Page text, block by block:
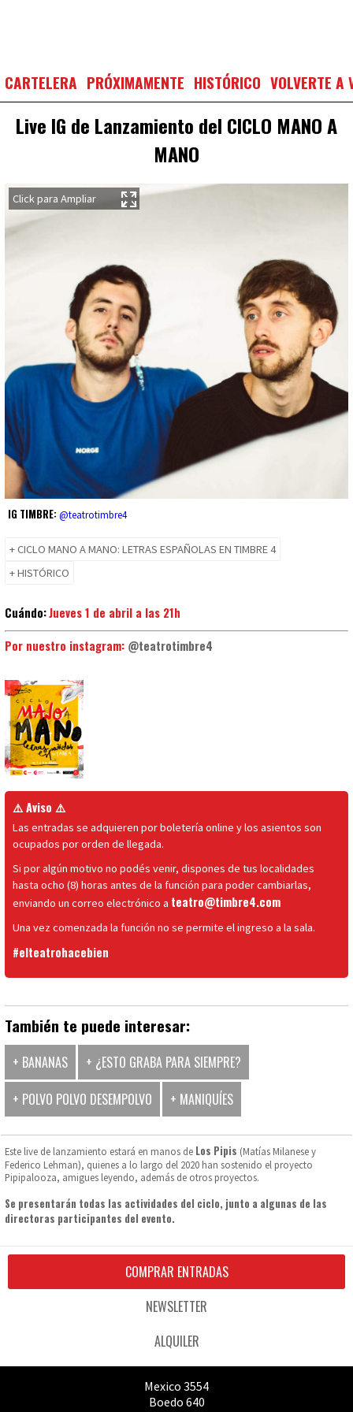
CARTELERA PRÓXIMAMENTE HISTÓRICO VOLVERTE A
Live IG de Lanzamiento del CICLO MANO A
MANO
IG TIMBRE:@teatrotimbre4
+ CICLO MANO A MANO: LETRAS ESPAÑOLAS EN TIMBRE 4
+ HISTÓRICO
Cuándo:Jueves 1 de abril a las 21h
Por nuestro instagram: @teatrotimbre4
⚠️ Aviso ⚠️
Las entradas se adquieren por boletería online y los asientos son
ocupados por orden de llegada.
Si por algún motivo no podés venir, dispones de tus localidades
hasta ocho (8) horas antes de la función para poder cambiarlas,
enviando un correo electrónico a teatro@timbre4.com
Una vez comenzada la función no se permite el ingreso a la sala.
#elteatrohacebien
También te puede interesar:
+ BANANAS
+ ¿ESTO GRABA PARA SIEMPRE?
+ POLVO POLVO DESEMPOLVO
+ MANIQUÍES
Este live de lanzamiento estará en manos de Los Pipis (Matías Milanese y
Federico Lehman), quienes a lo largo del 2020 han sostenido el proyecto
Pipipalooza, amigues leyendo, además de otros proyectos.
Se presentarán todas las actividades del ciclo, junto a algunas de las
directoras participantes del evento.
COMPRAR ENTRADAS
NEWSLETTER
ALQUILER
Mexico 3554
Boedo 640